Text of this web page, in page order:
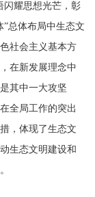
耀思想光芒，彰
总体布局中生态文
社会主义基本方
在新发展理念中
其中一大攻坚
全局工作的突出
，体现了生态文
生态文明建设和